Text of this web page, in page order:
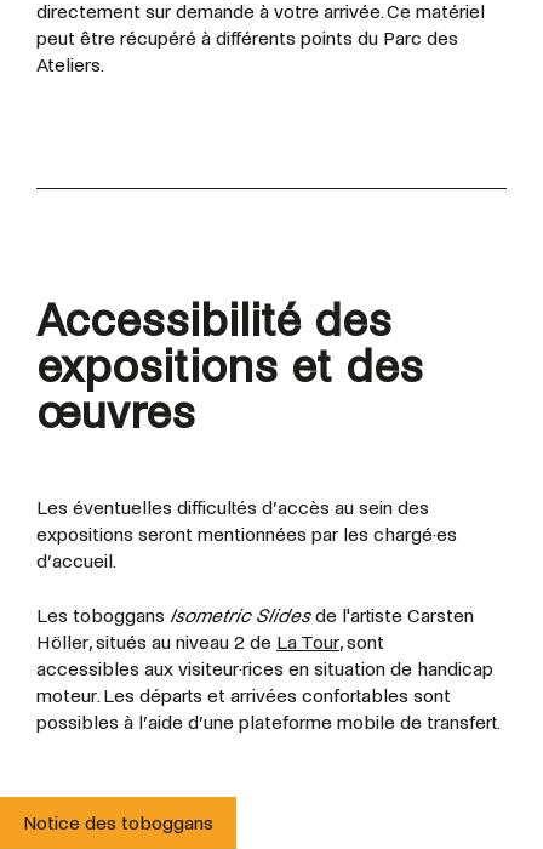
directement sur demande à votre arrivée. Ce matériel
peut être récupéré à différents points du Parc des
Ateliers.
Accessibilité des
expositions et des
œuvres
Les éventuelles difficultés d’accès au sein des
expositions seront mentionnées par les chargé·es
d’accueil.
Les toboggans Isometric Slidesde l'artiste Carsten
Höller, situés au niveau 2 de La Tour, sont
accessibles aux visiteur·rices en situation de handicap
moteur. Les départs et arrivées confortables sont
possibles à l’aide d’une plateforme mobile de transfert.
Notice des toboggans